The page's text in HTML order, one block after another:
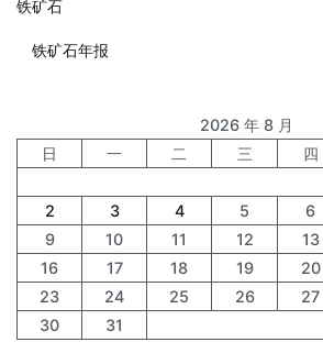
铁矿石
铁矿石年报
2026 年 8 月
日
一 二 三 四
2
3 4 5 6
9
10 11 12 13
16
17 18 19 20
23
24 25 26 27
30
31